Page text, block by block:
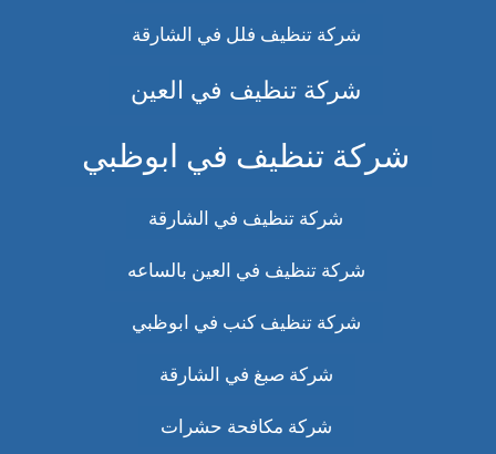
شركة تنظيف فلل في الشارقة
شركة تنظيف في العين
شركة تنظيف في ابوظبي
شركة تنظيف في الشارقة
شركة تنظيف في العين بالساعه
شركة تنظيف كنب في ابوظبي
شركة صبغ في الشارقة
شركة مكافحة حشرات